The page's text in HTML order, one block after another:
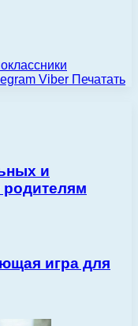
Viber Печатать
и
игра для